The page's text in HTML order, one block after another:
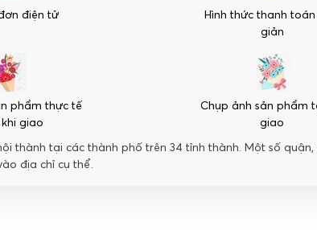
điện tử
Hình thức thanh
giản
phẩm thực tế
giao
Chụp ảnh sản phẩm
giao
thành tại các thành phố trên 34 tỉnh thành. Một số quận,
địa chỉ cụ thể.